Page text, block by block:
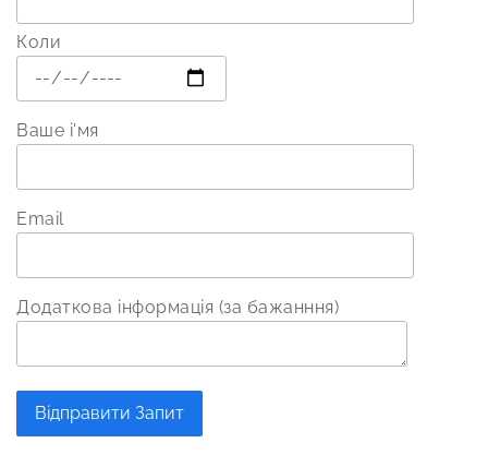
Коли
Ваше і'мя
Email
Додаткова інформація (за бажанння)